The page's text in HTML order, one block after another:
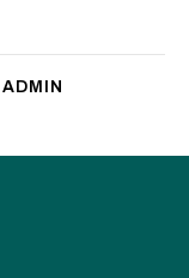
ADMIN